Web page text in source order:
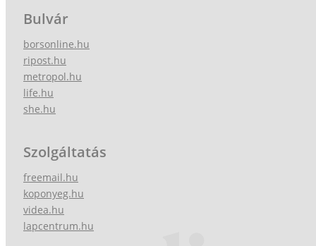
Bulvár
borsonline.hu
ripost.hu
metropol.hu
life.hu
she.hu
Szolgáltatás
freemail.hu
koponyeg.hu
videa.hu
lapcentrum.hu